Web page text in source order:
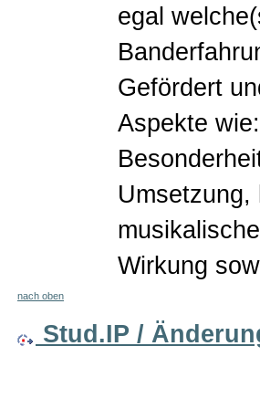
egal
Gefördert
Aspekte
Umsetzung,
Wirkung
nach oben
Stud.IP /